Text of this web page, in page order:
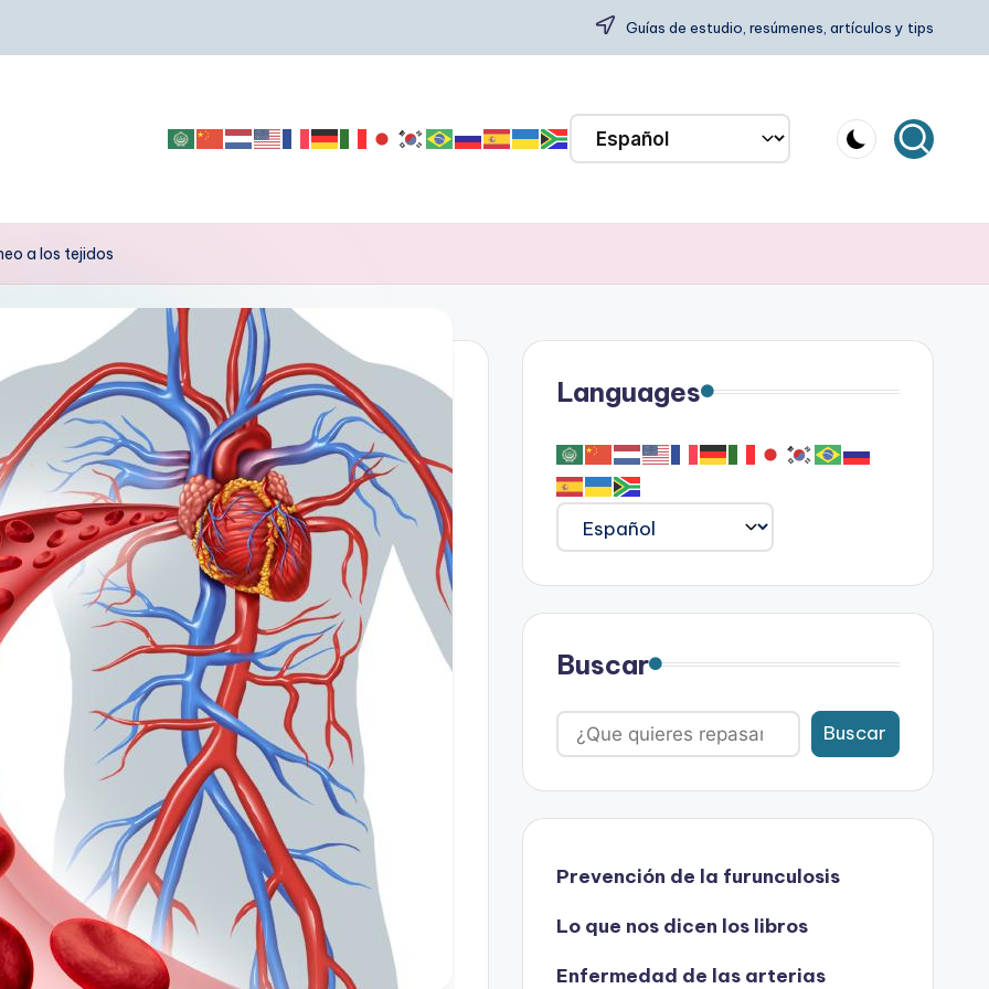
Guías de estudio, resúmenes, artículos y tips
a los tejidos
Languages
Buscar
Buscar
Prevención de la furunculosis
Lo que nos dicen los libros
Enfermedad de las arterias